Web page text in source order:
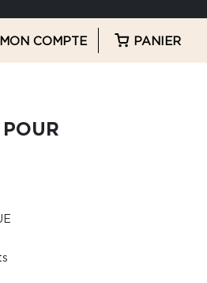
MON COMPTE PANIER